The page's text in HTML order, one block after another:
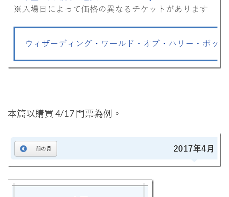
本篇以購買 4/17 門票為例。